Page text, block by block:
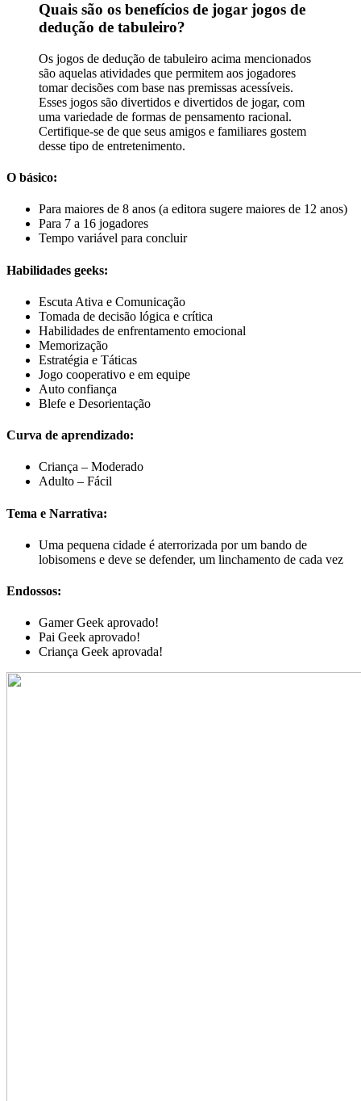
Quais são os benefícios de jogar jogos de
dedução de tabuleiro?
Os jogos de dedução de tabuleiro acima mencionados
são aquelas atividades que permitem aos jogadores
tomar decisões com base nas premissas acessíveis.
Esses jogos são divertidos e divertidos de jogar, com
uma variedade de formas de pensamento racional.
Certifique-se de que seus amigos e familiares gostem
desse tipo de entretenimento.
O básico:
Para maiores de 8 anos (a editora sugere maiores de 12 anos)
Para 7 a 16 jogadores
Tempo variável para concluir
Habilidades geeks:
Escuta Ativa e Comunicação
Tomada de decisão lógica e crítica
Habilidades de enfrentamento emocional
Memorização
Estratégia e Táticas
Jogo cooperativo e em equipe
Auto confiança
Blefe e Desorientação
Curva de aprendizado:
Criança – Moderado
Adulto – Fácil
Tema e Narrativa:
Uma pequena cidade é aterrorizada por um bando de
lobisomens e deve se defender, um linchamento de cada vez
Endossos:
Gamer Geek aprovado!
Pai Geek aprovado!
Criança Geek aprovada!